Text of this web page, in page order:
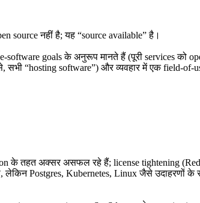
source नहीं है; यह “source available” है।
goals के अनुरूप मानते हैं (पूरी services को
“hosting software”) और व्यवहार में एक field-of-
के तहत अक्सर असफल रहे हैं; license tightening
लेकिन Postgres, Kubernetes, Linux जैसे उदाहरणों